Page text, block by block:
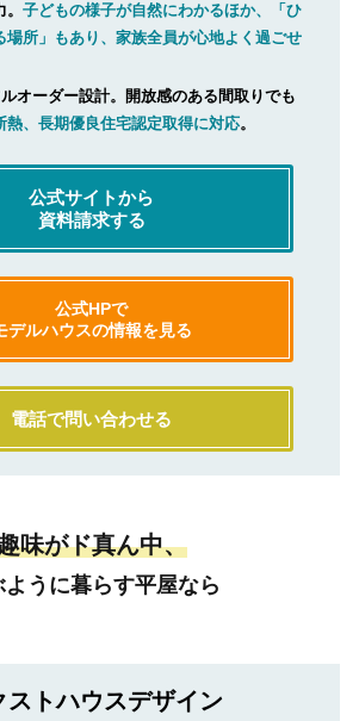
。子どもの様子が自然にわかるほか、「ひ
場所」もあり、家族全員が心地よく過ごせ
オーダー設計。開放感のある間取りでも
熱、長期優良住宅認定取得に対応。
公式サイトから
資料請求する
公式HPで
デルハウスの情報を見る
電話で問い合わせる
味がド真ん中、
ように暮らす平屋なら
ストハウスデザイン